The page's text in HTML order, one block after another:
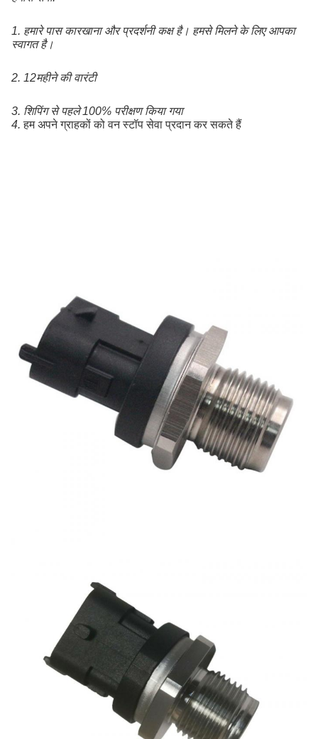
1. हमारे पास कारखाना और प्रदर्शनी कक्ष है। हमसे मिलने के लिए आपका
स्वागत है।
2. 12महीने की वारंटी
3. शिपिंग से पहले 100% परीक्षण किया गया
4. हम अपने ग्राहकों को वन स्टॉप सेवा प्रदान कर सकते हैं